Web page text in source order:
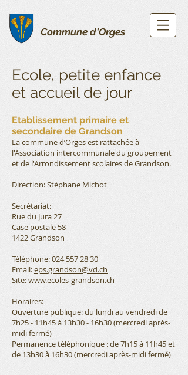
Commune d'Orges
Ecole, petite enfance
et accueil de jour
Etablissement primaire et
secondaire de Grandson
La commune d’Orges est rattachée à
l'Association intercommunale du groupement
et de l'Arrondissement scolaires de Grandson.
Direction: Stéphane Michot
Secrétariat:
Rue du Jura 27
Case postale 58
1422 Grandson
Téléphone:024 557 28 30
Email:eps.grandson@vd.ch
Site:www.ecoles-grandson.ch
Horaires:
Ouverture publique: du lundi au vendredi de
7h25 - 11h45 à 13h30 - 16h30 (mercredi après-
midi fermé)
Permanence téléphonique : de 7h15 à 11h45 et
de 13h30 à 16h30 (mercredi après-midi fermé)